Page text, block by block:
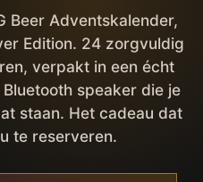
Beer Adventskalender,
Edition. 24 zorgvuldig
verpakt in een écht
speaker die je
staan. Het cadeau dat
te reserveren.